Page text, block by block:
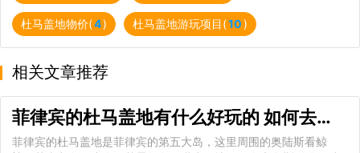
杜马盖地物价(4) 杜马盖地游玩项目(10)
相关文章推荐
菲律宾的杜马盖地有什么好玩的 如何去菲律宾的杜马盖地
菲律宾的杜马盖地是菲律宾的第五大岛，这里周围的奥陆斯看鲸